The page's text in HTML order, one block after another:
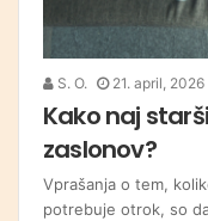
S. O. 21. april, 2026
Kako naj
zaslonov?
Vprašanja o tem,
potrebuje otrok, so